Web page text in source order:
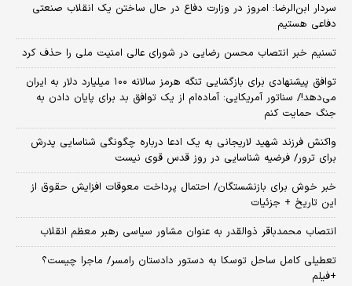
سردار ابن‌الرضا: امروز در وزارت دفاع در حال ساختن یک انقلاب صنعتی
دفاعی هستیم
تسنیم خبر انتصاب محسن رضایی در شورای عالی امنیت ملی را حذف کرد
توافق پیشنهادی برای بازگشایی تنگه هرمز سالانه ۱۰۰ میلیارد دلار به ایران
می‌دهد!/ سناتور آمریکایی: آماده‌ام از یک توافق بد برای پایان دادن به
جنگ حمایت کنم
واکنش فرزند شهید لاریجانی به یک ادعا درباره چگونگی شناسایی پدرش
برای ترور/ فرضیه شناسایی در روز قدس قوی نیست
خبر خوش برای بازنشستگان/ احتمال پرداخت معوقات افزایش حقوق از
این تاریخ + جزئیات
انتصاب محمدباقر ذوالقدر به عنوان مشاور سیاسی رهبر معظم انقلاب
تعطیلی کامل ساحل توسکا به دستور دادستان رامسر/ ماجرا چیست؟
+فیلم